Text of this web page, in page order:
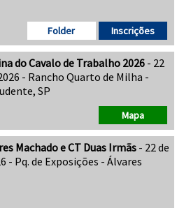
Inscrições
Folder
do Cavalo de Trabalho 2026 - 22
- Rancho Quarto de Milha -
SP
Mapa
Machado e CT Duas Irmãs - 22 de
- Pq. de Exposições - Álvares